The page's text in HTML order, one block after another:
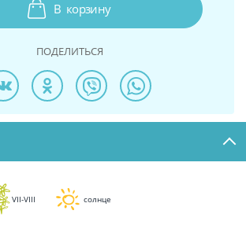
В корзину
ПОДЕЛИТЬСЯ
VII-VIII солнце